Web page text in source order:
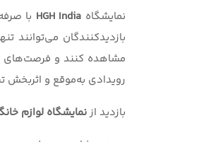
نمایشگاه HGH India با
مشاهده کنند و فرصت‌های
رویدادی به‌موقع و اثربخش
بازدید ازنمایشگاه لوازم